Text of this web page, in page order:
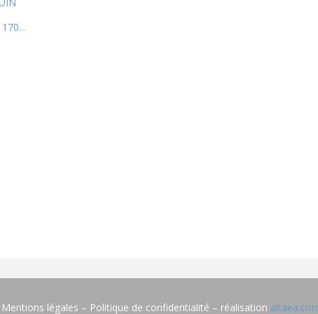
170…
Mentions légales – Politique de confidentialité – réalisation